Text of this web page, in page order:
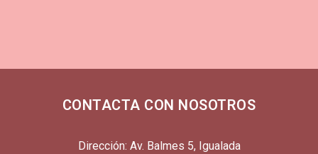
CONTACTA CON NOSOTROS
Dirección: Av. Balmes 5, Igualada